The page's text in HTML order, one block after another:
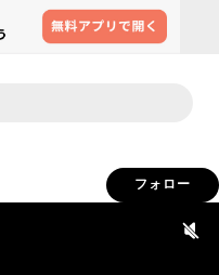
フォロー